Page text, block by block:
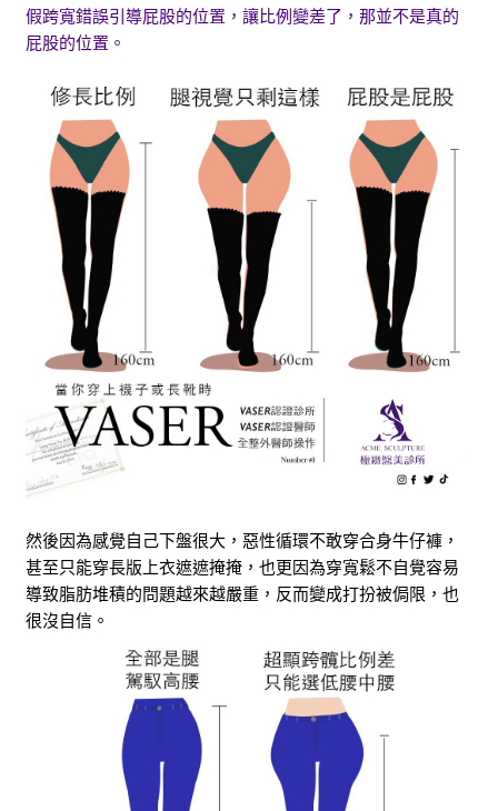
假跨寬錯誤引導屁股的位置，讓比例變差了，那並不是真的
屁股的位置。
然後因為感覺自己下盤很大，惡性循環不敢穿合身牛仔褲，
甚至只能穿長版上衣遮遮掩掩，也更因為穿寬鬆不自覺容易
導致脂肪堆積的問題越來越嚴重，反而變成打扮被侷限，也
很沒自信。